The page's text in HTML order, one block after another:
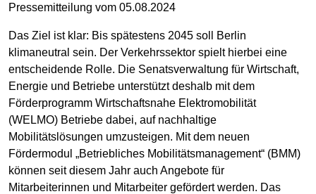
Pressemitteilung vom 05.08.2024
Das Ziel ist klar: Bis spätestens 2045 soll Berlin
klimaneutral sein. Der Verkehrssektor spielt hierbei eine
entscheidende Rolle. Die Senatsverwaltung für Wirtschaft,
Energie und Betriebe unterstützt deshalb mit dem
Förderprogramm Wirtschaftsnahe Elektromobilität
(WELMO) Betriebe dabei, auf nachhaltige
Mobilitätslösungen umzusteigen. Mit dem neuen
Fördermodul „Betriebliches Mobilitätsmanagement“ (BMM)
können seit diesem Jahr auch Angebote für
Mitarbeiterinnen und Mitarbeiter gefördert werden. Das